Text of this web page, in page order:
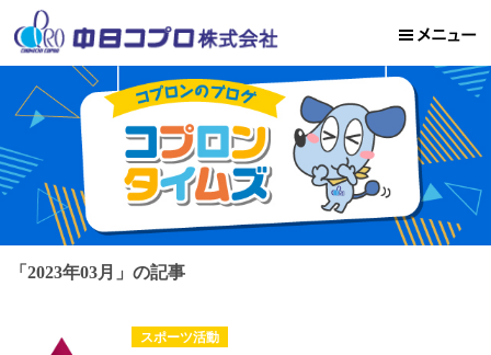
「2023年03月」の記事
スポーツ活動